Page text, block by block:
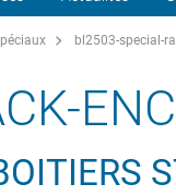
bl2503-special-